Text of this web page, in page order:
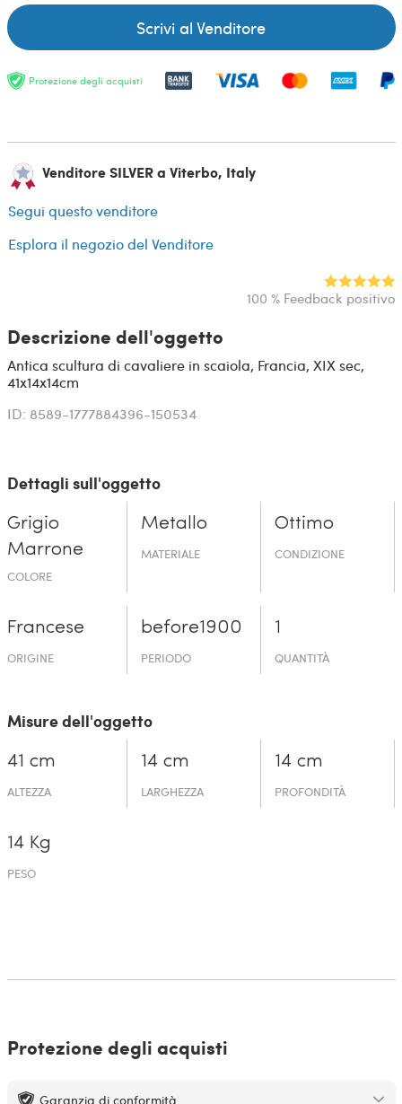
Scrivi al Venditore
Protezione degli acquisti
Venditore SILVER a Viterbo, Italy
Segui questo venditore
Esplora il negozio del Venditore
100 % Feedback positivo
Descrizione dell'oggetto
Antica scultura di cavaliere in scaiola, Francia, XIX sec,
41x14x14cm
ID: 8589-1777884396-150534
Dettagli sull'oggetto
Grigio
Marrone
COLORE
Metallo
MATERIALE
Ottimo
CONDIZIONE
Francese
ORIGINE
before19­00
PERIODO
1
QUANTITÀ
Misure dell'oggetto
41 cm
ALTEZZA
14 cm
LARGHEZZA
14 cm
PROFONDITÀ
14 Kg
PESO
Protezione degli acquisti
Garanzia di conformità